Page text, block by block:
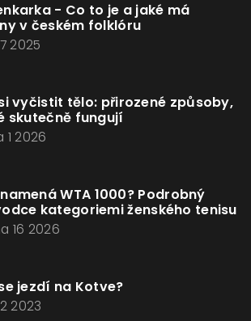
- Co to je a jaké má
v českém folklóru
2025
vyčistit tělo: přirozené způsoby,
skutečně fungují
1 2026
WTA 1000? Podrobný
kategoriemi ženského tenisu
16 2026
jezdí na Kotve?
2023